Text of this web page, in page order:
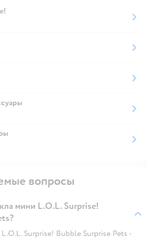
вопросы
мини L.O.L. Surprise!
Surprise! Bubble Surprise Pets -